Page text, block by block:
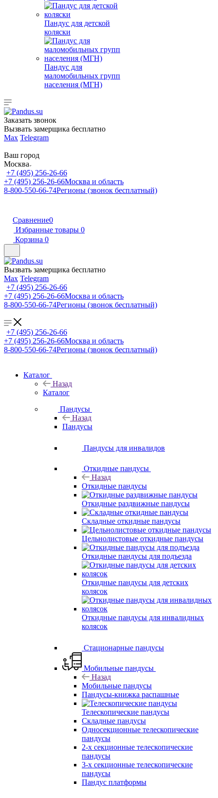
Пандус для детской
коляски
Пандус для
маломобильных групп
населения (МГН)
Заказать звонок
Вызвать замерщика бесплатно
Max Telegram
Ваш город
Москва
+7 (495) 256-26-66
+7 (495) 256-26-66Москва и область
8-800-550-66-74Регионы (звонок бесплатный)
Сравнение0
Избранные товары 0
Корзина 0
Вызвать замерщика бесплатно
Max Telegram
+7 (495) 256-26-66
+7 (495) 256-26-66Москва и область
8-800-550-66-74Регионы (звонок бесплатный)
+7 (495) 256-26-66
+7 (495) 256-26-66Москва и область
8-800-550-66-74Регионы (звонок бесплатный)
Каталог
Назад
Каталог
Пандусы
Назад
Пандусы
Пандусы для инвалидов
Откидные пандусы
Назад
Откидные пандусы
Откидные раздвижные пандусы
Складные откидные пандусы
Цельнолистовые откидные пандусы
Откидные пандусы для подъезда
Откидные пандусы для детских
колясок
Откидные пандусы для инвалидных
колясок
Стационарные пандусы
Мобильные пандусы
Назад
Мобильные пандусы
Пандусы-книжка распашные
Телескопические пандусы
Складные пандусы
Односекционные телескопические
пандусы
2-х секционные телескопические
пандусы
3-х секционные телескопические
пандусы
Пандус платформы